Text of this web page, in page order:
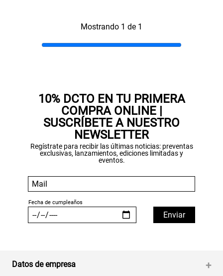
Mostrando 1 de 1
10% DCTO EN TU PRIMERA
COMPRA ONLINE |
SUSCRÍBETE A NUESTRO
NEWSLETTER
Regístrate para recibir las últimas noticias: preventas
exclusivas, lanzamientos, ediciones limitadas y
eventos.
Gracias por inscribirte!
Aquí esta tu cupón, usalo en tu siguiente
compra. Valido por 72 hrs.
Datos de empresa +